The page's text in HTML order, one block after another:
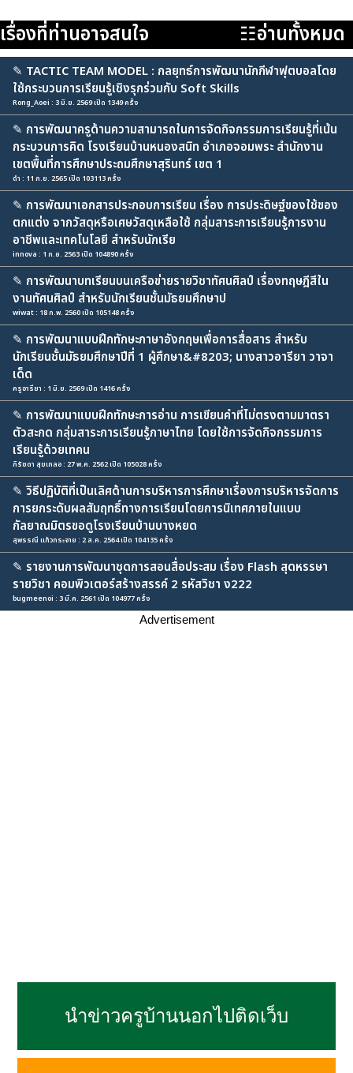
เรื่องที่ท่านอาจสนใจ ☷อ่านทั้งหมด
✎ TACTIC TEAM MODEL : กลยุทธ์การพัฒนานักกีฬาฟุตบอลโดย
ใช้กระบวนการเรียนรู้เชิงรุกร่วมกับ Soft Skills
Rong_Aoei : 3 มิ.ย. 2569 เปิด 1349 ครั้ง
✎ การพัฒนาครูด้านความสามารถในการจัดกิจกรรมการเรียนรู้ที่เน้น
กระบวนการคิด โรงเรียนบ้านหนองสนิท อำเภอจอมพระ สำนักงาน
เขตพื้นที่การศึกษาประถมศึกษาสุรินทร์ เขต 1
ดำ : 11 ก.ย. 2565 เปิด 103113 ครั้ง
✎ การพัฒนาเอกสารประกอบการเรียน เรื่อง การประดิษฐ์ของใช้ของ
ตกแต่ง จากวัสดุหรือเศษวัสดุเหลือใช้ กลุ่มสาระการเรียนรู้การงาน
อาชีพและเทคโนโลยี สำหรับนักเรีย
innova : 1 ก.ย. 2563 เปิด 104890 ครั้ง
✎ การพัฒนาบทเรียนบนเครือข่ายรายวิชาทัศนศิลป์ เรื่องทฤษฎีสีใน
งานทัศนศิลป์ สำหรับนักเรียนชั้นมัธยมศึกษาป
wiwat : 18 ก.พ. 2560 เปิด 105148 ครั้ง
✎ การพัฒนาแบบฝึกทักษะภาษาอังกฤษเพื่อการสื่อสาร สำหรับ
นักเรียนชั้นมัธยมศึกษาปีที่ 1 ผู้ศึกษา&#8203; นางสาวอารียา วาจา
เด็ด
ครูอารียา : 1 มิ.ย. 2569 เปิด 1416 ครั้ง
✎ การพัฒนาแบบฝึกทักษะการอ่าน การเขียนคำที่ไม่ตรงตามมาตรา
ตัวสะกด กลุ่มสาระการเรียนรู้ภาษาไทย โดยใช้การจัดกิจกรรมการ
เรียนรู้ด้วยเทคน
ภิรัชดา สุขเกลอ : 27 พ.ค. 2562 เปิด 105028 ครั้ง
✎ วิธีปฏิบัติที่เป็นเลิศด้านการบริหารการศึกษาเรื่องการบริหารจัดการ
การยกระดับผลสัมฤทธิ์ทางการเรียนโดยการนิเทศภายในแบบ
กัลยาณมิตรขอดูโรงเรียนบ้านบางหยด
สุพรรณี แก้วกระจาย : 2 ส.ค. 2564 เปิด 104135 ครั้ง
✎ รายงานการพัฒนาชุดการสอนสื่อประสม เรื่อง Flash สุดหรรษา
รายวิชา คอมพิวเตอร์สร้างสรรค์ 2 รหัสวิชา ง222
bugmeenoi : 3 มี.ค. 2561 เปิด 104977 ครั้ง
Advertisement
นำข่าวครูบ้านนอกไปติดเว็บ